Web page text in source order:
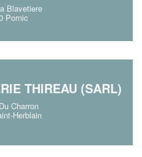
Blavetiere
Pornic
THIREAU (SARL)
Charron
Herblain